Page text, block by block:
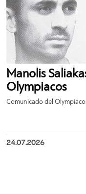
Manolis
Olympiacos
Comunicado del
24.07.2026